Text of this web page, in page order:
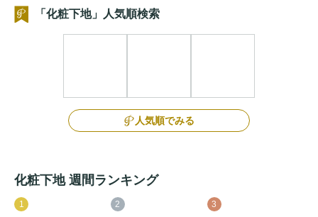
「化粧下地」人気順検索
人気順でみる
化粧下地 週間ランキング
1 2 3